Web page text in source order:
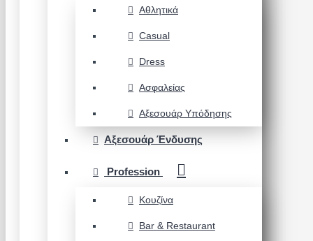
Αθλητικά
Casual
Dress
Ασφαλείας
Αξεσουάρ Υπόδησης
Αξεσουάρ Ένδυσης
Profession
Κουζίνα
Bar & Restaurant